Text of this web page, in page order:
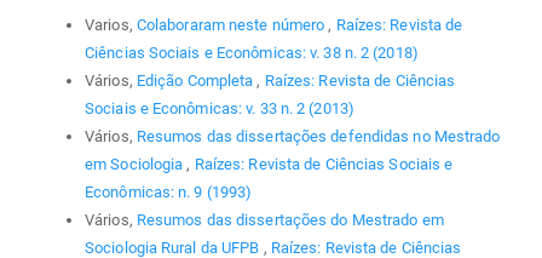
Varios, Colaboraram neste número , Raízes: Revista de
Ciências Sociais e Econômicas: v. 38 n. 2 (2018)
Vários, Edição Completa , Raízes: Revista de Ciências
Sociais e Econômicas: v. 33 n. 2 (2013)
Vários, Resumos das dissertações defendidas no Mestrado
em Sociologia , Raízes: Revista de Ciências Sociais e
Econômicas: n. 9 (1993)
Vários, Resumos das dissertações do Mestrado em
Sociologia Rural da UFPB , Raízes: Revista de Ciências